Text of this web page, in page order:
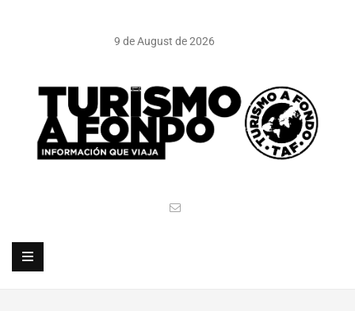
9 de August de 2026